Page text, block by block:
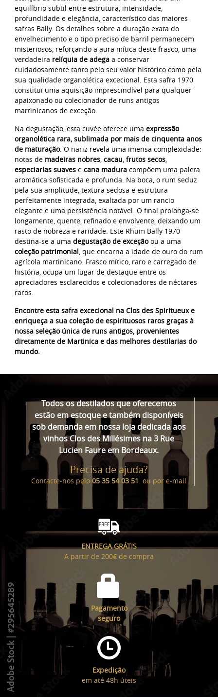
equilíbrio subtil entre estrutura, intensidade,
profundidade e elegância, característico das maiores
safras Bally. Os detalhes sobre a duração exata do
envelhecimento e o tipo preciso de barril permanecem
misteriosos, reforçando a aura mítica deste frasco, uma
verdadeira relíquia de adega a conservar
cuidadosamente tanto pelo seu valor histórico como pela
sua qualidade organolética excecional. Esta safra 1970
constitui uma aquisição imprescindível para qualquer
apaixonado ou colecionador de runs antigos
martinicanos de exceção.
Na degustação, esta cuvée oferece uma expressão
organolética rara, sublimada por mais de cinquenta anos
de maturação. O nariz revela uma imensa complexidade:
notas de madeiras nobres, cacau, frutos secos,
especiarias suaves e cana madura compõem uma paleta
aromática sofisticada e profunda. Na boca, o rum seduz
pela sua amplitude, textura sedosa e estrutura
perfeitamente integrada, exaltada por um rancio
elegante e uma persistência notável. O final prolonga-se
longamente, quente, refinado e envolvente, deixando um
rasto de nobreza e raridade. Este Rhum Bally 1970
destina-se a uma degustação de exceçãoou a uma
coleção patrimonial, que encarna a idade de ouro do rum
agrícola martinicano. Frasco mítico, raro e carregado de
história, ocupa um lugar de destaque entre os
apreciadores esclarecidos e colecionadores de néctares
raros.
Encontre esta safra excecional na Clos des Spiritueux e
enriqueça a sua coleção de espirituosos raros graças à
nossa seleção única de runs antigos, provenientes
diretamente de Martinica e das melhores destilarias do
mundo.
Todos os destilados que oferecemos
estão em estoque e também disponíveis
sob demanda em nossa loja dedicada aos
vinhos Clos des Millésimes na 3 Rue
Lucien Faure em Bordeaux.
Precisa de ajuda?
Contacte-nos pelo 05 35 54 03 51 ou por e-mail
ENTREGA GRÁTIS
A partir de 200€ de compra
Pagamento
seguro
Expedição
em até 48h úteis